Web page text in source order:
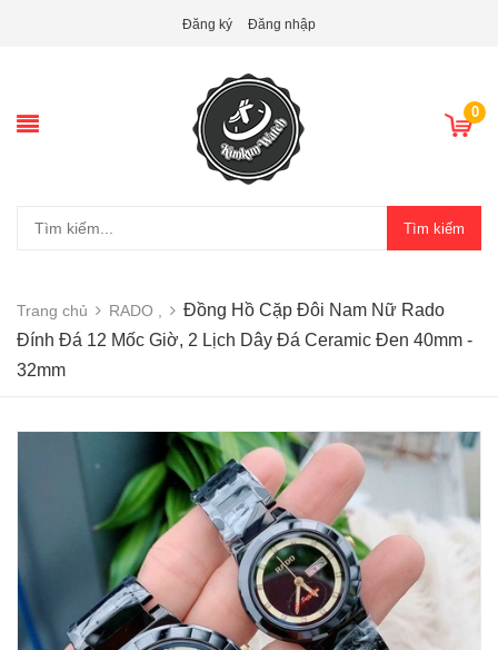
Đăng ký Đăng nhập
0
Tìm kiếm
Trang chủ RADO ,
Đồng Hồ Cặp Đôi Nam Nữ Rado
Đính Đá 12 Mốc Giờ, 2 Lịch Dây Đá Ceramic Đen 40mm -
32mm